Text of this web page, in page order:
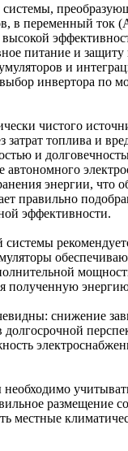
в переменный ток
питание и
и
инвертора по
чистого
затрат топлива и
и
энергии, что
правильно
эффективности.
полученную
снижение
долгосрочной
размещение
местные